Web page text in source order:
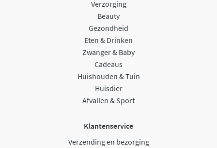
Verzorging
Beauty
Gezondheid
Eten & Drinken
Zwanger & Baby
Cadeaus
Huishouden & Tuin
Huisdier
Afvallen & Sport
Klantenservice
Verzending en bezorging